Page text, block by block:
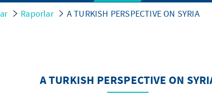
Raporlar A TURKISH PERSPECTIVE ON SYRIA
A TURKISH PERSPECTIVE ON